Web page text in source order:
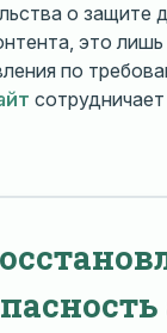
о защите
это
по